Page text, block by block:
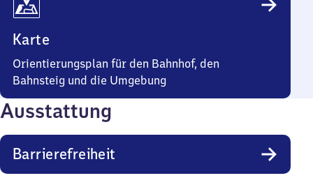
Karte
Orientierungsplan für den Bahnhof, den
Bahnsteig und die Umgebung
Ausstattung
Barrierefreiheit